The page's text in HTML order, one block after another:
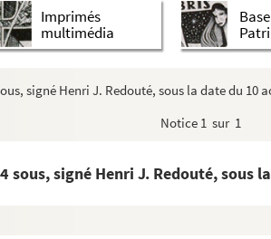
Imprimés
multimédia
Base
signé Henri J. Redouté, sous la date du 10
Notice 1 sur 1
sous, signé Henri J. Redouté, sous
Paris, sur le francaleu de Provence, et la
et de La Mare sur la coutume (de Bourgogne)